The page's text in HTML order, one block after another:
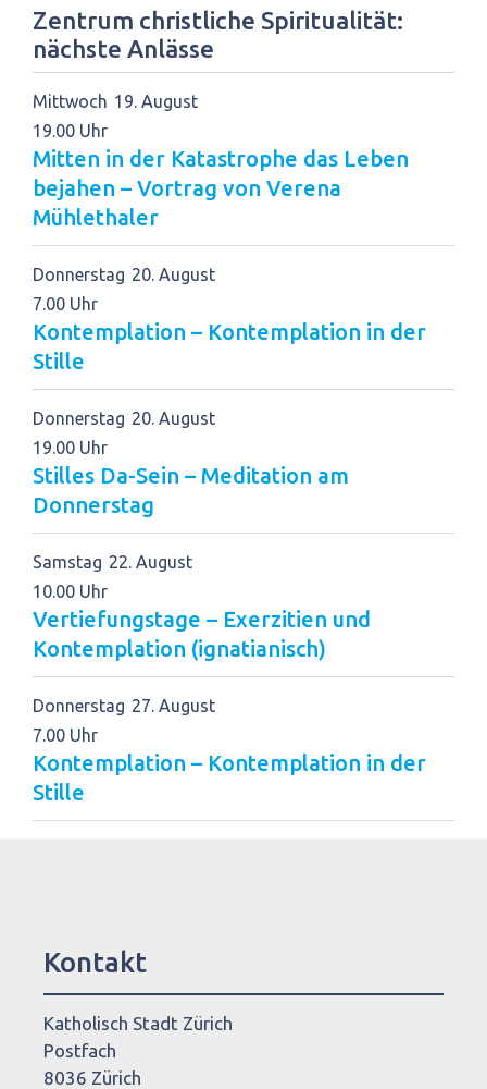
Zentrum christliche Spiritualität:
nächste Anlässe
Mittwoch 19 August
19.00 Uhr
Mitten in der Katastrophe das Leben
bejahen – Vortrag von Verena
Mühlethaler
Donnerstag 20 August
7.00 Uhr
Kontemplation – Kontemplation in der
Stille
Donnerstag 20 August
19.00 Uhr
Stilles Da-Sein – Meditation am
Donnerstag
Samstag 22 August
10.00 Uhr
Vertiefungstage – Exerzitien und
Kontemplation (ignatianisch)
Donnerstag 27 August
7.00 Uhr
Kontemplation – Kontemplation in der
Stille
Kontakt
Katholisch Stadt Zürich
Postfach
8036 Zürich